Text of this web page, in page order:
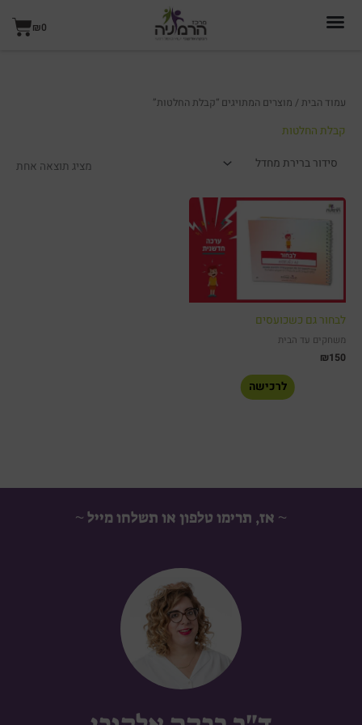
לתוכן
₪0
עמוד הבית/ מוצרים המתויגים “קבלת החלטות”
קבלת החלטות
מציג תוצאה אחת
לבחור גם כשכועסים
משחקים עד הבית
₪150
לרכישה
~ אז, תרימו טלפון או תשלחו מייל ~